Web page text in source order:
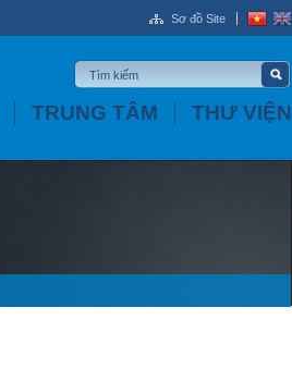
Sơ đồ Site
THƯ VIỆN
TRUNG TÂM